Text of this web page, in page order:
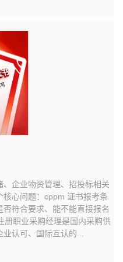
企业物资管理、招投标相关
心问题：cppm 证书报考条
符合要求、能不能直接报名
册职业采购经理是国内采购供
认可、国际互认的...